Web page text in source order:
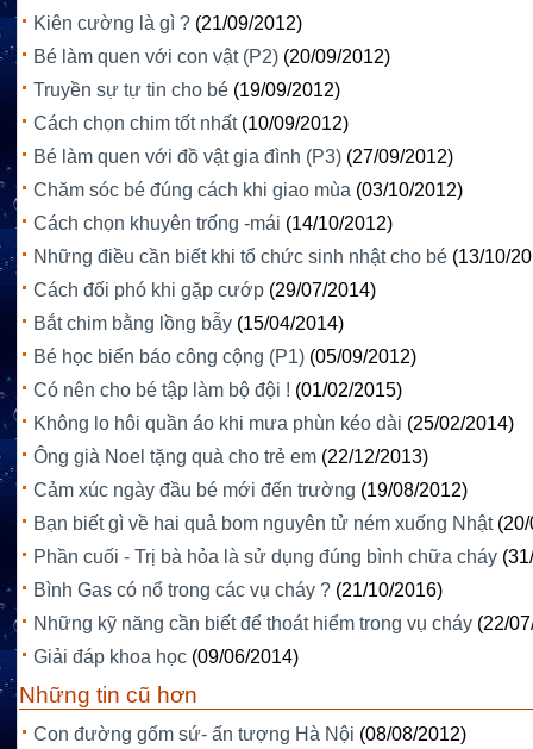
Kiên cường là gì ? (21/09/2012)
Bé làm quen với con vật (P2) (20/09/2012)
Truyền sự tự tin cho bé (19/09/2012)
Cách chọn chim tốt nhất (10/09/2012)
Bé làm quen với đồ vật gia đình (P3) (27/09/2012)
Chăm sóc bé đúng cách khi giao mùa (03/10/2012)
Cách chọn khuyên trống -mái (14/10/2012)
Những điều cần biết khi tổ chức sinh nhật cho bé (13/10/
Cách đối phó khi gặp cướp (29/07/2014)
Bắt chim bằng lồng bẫy (15/04/2014)
Bé học biển báo công cộng (P1) (05/09/2012)
Có nên cho bé tập làm bộ đội ! (01/02/2015)
Không lo hôi quần áo khi mưa phùn kéo dài (25/02/2014)
Ông già Noel tặng quà cho trẻ em (22/12/2013)
Cảm xúc ngày đầu bé mới đến trường (19/08/2012)
Bạn biết gì về hai quả bom nguyên tử ném xuống Nhật
Phần cuối - Trị bà hỏa là sử dụng đúng bình chữa cháy
Bình Gas có nổ trong các vụ cháy ? (21/10/2016)
Những kỹ năng cần biết để thoát hiểm trong vụ cháy (22/
Giải đáp khoa học (09/06/2014)
Những tin cũ hơn
Con đường gốm sứ- ấn tượng Hà Nội (08/08/2012)